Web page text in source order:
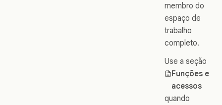
membro do
espaço de
trabalho
completo.
Use a seção
Funções e
acessos
quando